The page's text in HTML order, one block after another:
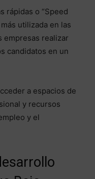
rápidas o “Speed
utilizada en las
empresas realizar
candidatos en un
a espacios de
y recursos
y el